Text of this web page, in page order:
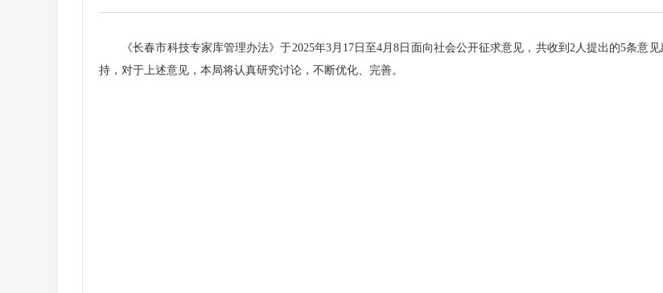
《长春市科技专家库管理办法》于2025年3月17日至4月8日面向社会公开征求意见，共收到2人提出的5条意
持，对于上述意见，本局将认真研究讨论，不断优化、完善。